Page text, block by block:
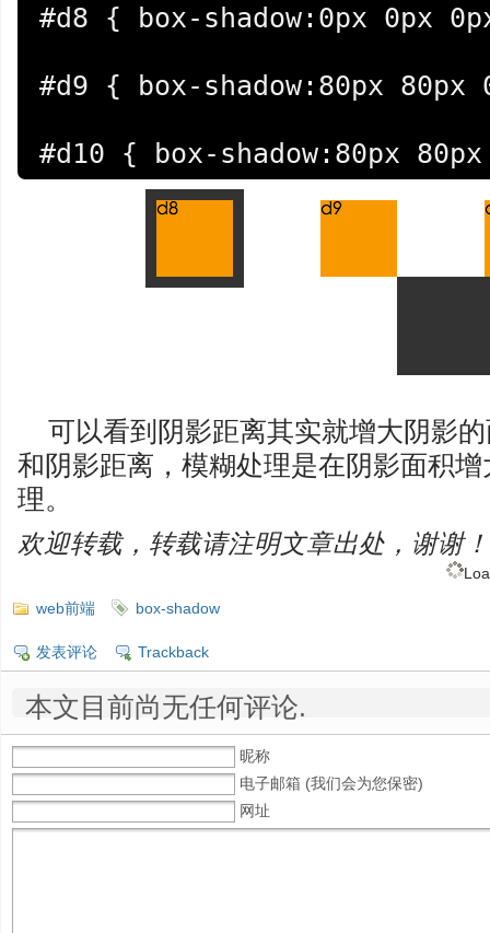
#d8 { box-shadow:0px 0px
#d9 { box-shadow:80px 80px
#d10 { box-shadow:80px
可以看到阴影距离其实就增大阴影
和阴影距离，模糊处理是在阴影面积
理。
欢迎转载，转载请注明文章出处，谢谢！
web前端
box-shadow
发表评论 Trackback
本文目前尚无任何评论.
昵称
电子邮箱 (我们会为您保密)
网址